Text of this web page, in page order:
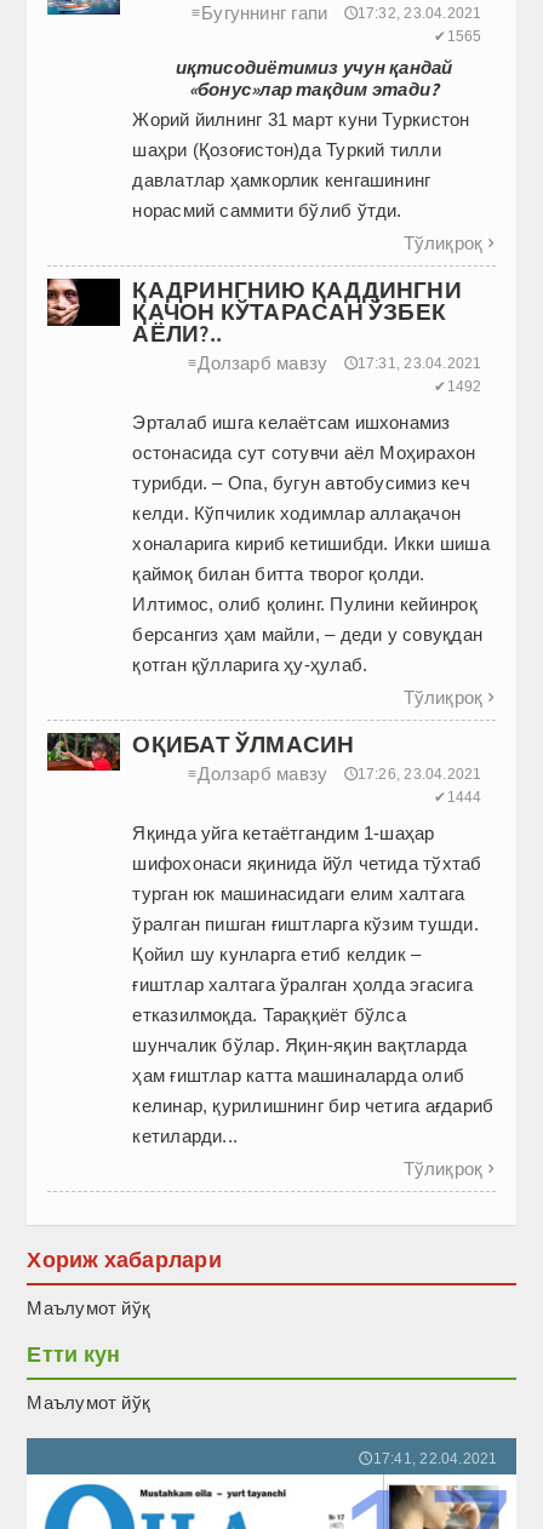
≡Бугуннинг гапи
🕔17:32, 23.04.2021
✔1565
иқтисодиётимиз учун қандай
«бонус»лар тақдим этади?
Жорий йилнинг 31 март куни Туркистон
шаҳри (Қозоғистон)да Туркий тилли
давлатлар ҳамкорлик кенгашининг
норасмий саммити бўлиб ўтди.
Тўлиқроқ 
ҚАДРИНГНИЮ ҚАДДИНГНИ
ҚАЧОН КЎТАРАСАН ЎЗБЕК
АЁЛИ?..
≡Долзарб мавзу
🕔17:31, 23.04.2021
✔1492
Эрталаб ишга келаётсам ишхонамиз
остонасида сут сотувчи аёл Моҳирахон
турибди. – Опа, бугун автобусимиз кеч
келди. Кўпчилик ходимлар аллақачон
хоналарига кириб кетишибди. Икки шиша
қаймоқ билан битта творог қолди.
Илтимос, олиб қолинг. Пулини кейинроқ
берсангиз ҳам майли, – деди у совуқдан
қотган қўлларига ҳу-ҳулаб.
Тўлиқроқ 
ОҚИБАТ ЎЛМАСИН
≡Долзарб мавзу
🕔17:26, 23.04.2021
✔1444
Яқинда уйга кетаётгандим 1-шаҳар
шифохонаси яқинида йўл четида тўхтаб
турган юк машинасидаги елим халтага
ўралган пишган ғиштларга кўзим тушди.
Қойил шу кунларга етиб келдик –
ғиштлар халтага ўралган ҳолда эгасига
етказилмоқда. Тараққиёт бўлса
шунчалик бўлар. Яқин-яқин вақтларда
ҳам ғиштлар катта машиналарда олиб
келинар, қурилишнинг бир четига ағдариб
кетиларди...
Тўлиқроқ 
Хориж хабарлари
Маълумот йўқ
Етти кун
Маълумот йўқ
🕔17:41, 22.04.2021